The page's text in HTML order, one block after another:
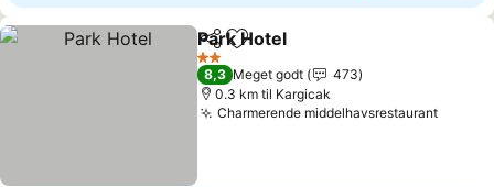
Del Føj til favoritter
Park Hotel
2 Stjerner
8,3 Meget godt
473
0.3 km til Kargicak
Charmerende middelhavsrestaurantSe